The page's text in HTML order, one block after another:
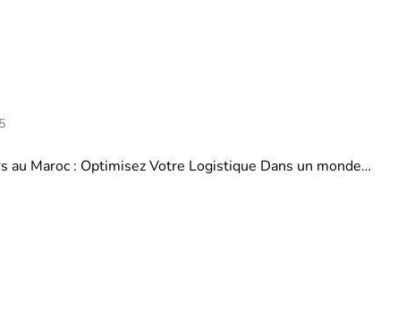
au Maroc : Optimisez Votre Logistique Dans un monde…